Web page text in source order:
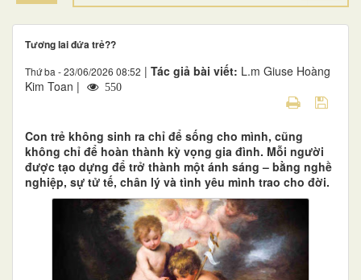
Tương lai đứa trẻ??
Thứ ba - 23/06/2026 08:52 | Tác giả bài viết: L.m Giuse Hoàng
Kim Toan |
550
Con trẻ không sinh ra chỉ để sống cho mình, cũng
không chỉ để hoàn thành kỳ vọng gia đình. Mỗi người
được tạo dựng để trở thành một ánh sáng – bằng nghề
nghiệp, sự tử tế, chân lý và tình yêu mình trao cho đời.